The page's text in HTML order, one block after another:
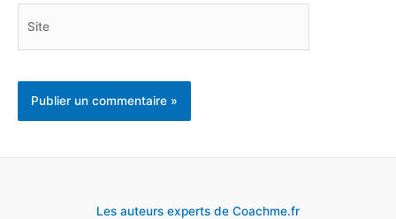
Les auteurs experts de Coachme.fr